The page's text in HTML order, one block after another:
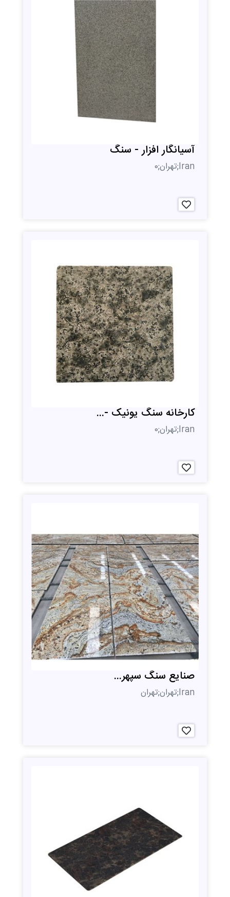
آسیانگار افزار - سنگ
Iran;تهران;0
کارخانه سنگ یونیک -...
Iran;تهران;0
صنایع سنگ سپهر...
Iran;تهران;تهران